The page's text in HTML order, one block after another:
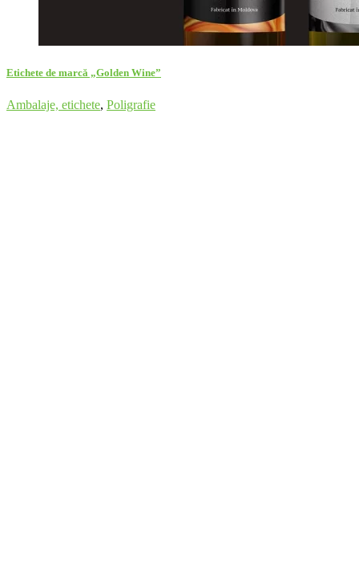
Etichete de marcă „Golden Wine”
Ambalaje, etichete, Poligrafie